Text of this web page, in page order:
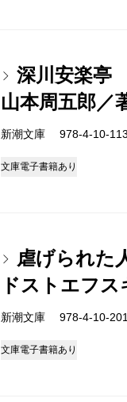
深川安楽亭
山本周五郎／
新潮文庫 978-4-10-
文庫電子書籍あり
虐げられた
ドストエフ
新潮文庫 978-4-10-
文庫電子書籍あり